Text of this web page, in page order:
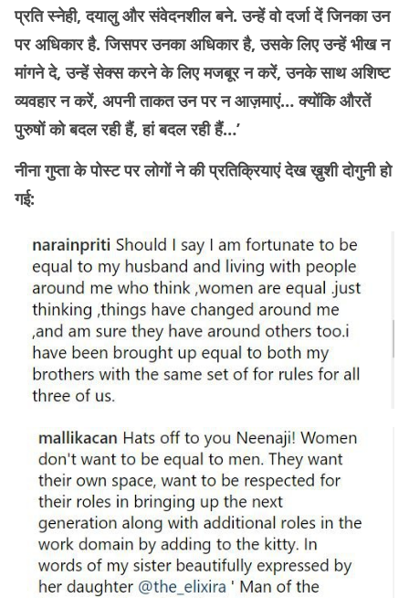
प्रति स्नेही, दयालु और संवेदनशील बने. उन्हें वो दर्जा दें जिनका उन
पर अधिकार है. जिसपर उनका अधिकार है, उसके लिए उन्हें भीख न
मांगने दे, उन्हें सेक्स करने के लिए मजबूर न करें, उनके साथ अशिष्ट
व्यवहार न करें, अपनी ताकत उन पर न आज़माएं… क्योंकि औरतें
पुरुषों को बदल रही हैं, हां बदल रही हैं…’
नीना गुप्ता के पोस्ट पर लोगों ने की प्रतिक्रियाएं देख ख़ुशी दोगुनी हो
गई: